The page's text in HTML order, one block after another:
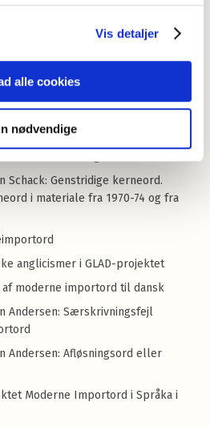
Vis detaljer
alle cookies
nødvendige
Antallet og arten af moderne
Schack: Genstridige kerneord.
i materiale fra 1970-74 og fra
anglicismer i GLAD-projektet
af moderne importord til dansk
Andersen: Særskrivningsfejl
Andersen: Afløsningsord eller
Moderne Importord i Språka i